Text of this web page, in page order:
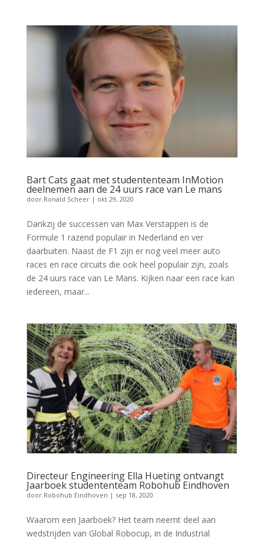
Bart Cats gaat met studententeam InMotion
deelnemen aan de 24 uurs race van Le mans
door Ronald Scheer| okt 29, 2020
Dankzij de successen van Max Verstappen is de
Formule 1 razend populair in Nederland en ver
daarbuiten. Naast de F1 zijn er nog veel meer auto
races en race circuits die ook heel populair zijn, zoals
de 24 uurs race van Le Mans. Kijken naar een race kan
iedereen, maar...
Directeur Engineering Ella Hueting ontvangt
Jaarboek studententeam Robohub Eindhoven
door Robohub Eindhoven | sep 18, 2020
Waarom een Jaarboek? Het team neemt deel aan
wedstrijden van Global Robocup, in de Industrial